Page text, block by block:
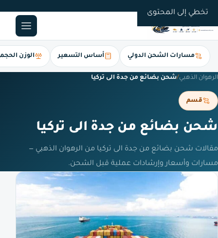
تخطي إلى المحتوى
مسارات الشحن الدولي أساس التسعير الوزن
الرهوان الذهبي/شحن بضائع من جدة الى تركيا
قسم
شحن بضائع من جدة الى تركيا
مقالات شحن بضائع من جدة الى تركيا من الرهوان الذهبي —
مسارات وأسعار وإرشادات عملية قبل الشحن.